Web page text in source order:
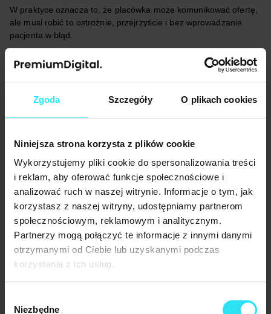
Zgoda Szczegóły O plikach cookies
Niniejsza strona korzysta z plików cookie
Wykorzystujemy pliki cookie do spersonalizowania treści
i reklam, aby oferować funkcje społecznościowe i
analizować ruch w naszej witrynie. Informacje o tym, jak
korzystasz z naszej witryny, udostępniamy partnerom
społecznościowym, reklamowym i analitycznym.
Partnerzy mogą połączyć te informacje z innymi danymi
otrzymanymi od Ciebie lub uzyskanymi podczas
korzystania z ich usług.
zgody
Niezbędne
W praktyce oznacza to, że placówka może komunikować ofertę,
ale musi robić to ostrożnie, przejrzyście i bez wprowadzania
pacjenta w błąd.
Compliance marketingowe w medycynie nie polega na unikaniu
marketingu. Polega na projektowaniu go tak, aby informować,
edukować i wspierać decyzję, zamiast wywierać presję. Granica
ryzyka pojawia się tam, gdzie przekaz sugeruje gwarancję
efektu, nadużywa autorytetu lekarza, manipuluje opiniami
albo narusza prawa pacjenta.
Najczęstsze obszary ryzyka obejmują:
reklamę wprowadzającą w błąd,
nadużywanie autorytetu specjalisty,
nieuprawnione posługiwanie się opiniami,
naruszanie praw pacjenta.
Ta zgodność nie wyklucza skuteczności. Dobrze przygotowana
strategia może jednocześnie zwiększać liczbę zapytań i chronić
placówkę przed kosztownymi błędami reputacyjnymi. Właśnie
dlatego transparentność procesów, akceptacja treści i praca
co pomaga ograniczać ryzyko przypadkowych naruszeń.